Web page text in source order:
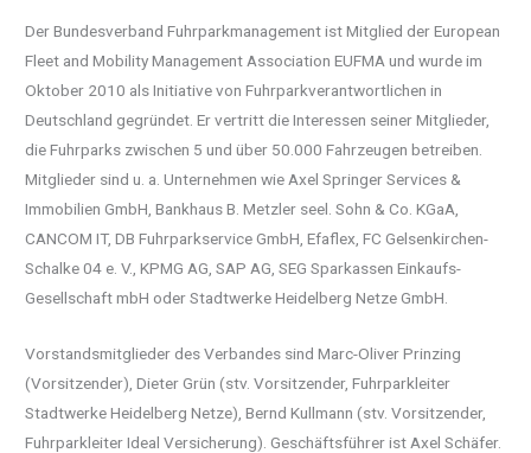
Der Bundesverband Fuhrparkmanagement ist Mitglied der European
Fleet and Mobility Management Association EUFMA und wurde im
Oktober 2010 als Initiative von Fuhrparkverantwortlichen in
Deutschland gegründet. Er vertritt die Interessen seiner Mitglieder,
die Fuhrparks zwischen 5 und über 50.000 Fahrzeugen betreiben.
Mitglieder sind u. a. Unternehmen wie Axel Springer Services &
Immobilien GmbH, Bankhaus B. Metzler seel. Sohn & Co. KGaA,
CANCOM IT, DB Fuhrparkservice GmbH, Efaflex, FC Gelsenkirchen-
Schalke 04 e. V., KPMG AG, SAP AG, SEG Sparkassen Einkaufs-
Gesellschaft mbH oder Stadtwerke Heidelberg Netze GmbH.
Vorstandsmitglieder des Verbandes sind Marc-Oliver Prinzing
(Vorsitzender), Dieter Grün (stv. Vorsitzender, Fuhrparkleiter
Stadtwerke Heidelberg Netze), Bernd Kullmann (stv. Vorsitzender,
Fuhrparkleiter Ideal Versicherung). Geschäftsführer ist Axel Schäfer.